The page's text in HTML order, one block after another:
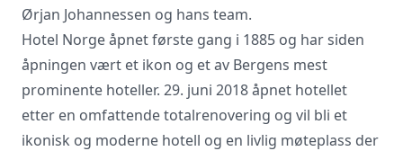
Ørjan Johannessen og hans team.
Hotel Norge åpnet første gang i 1885 og har siden
åpningen vært et ikon og et av Bergens mest
prominente hoteller. 29. juni 2018 åpnet hotellet
etter en omfattende totalrenovering og vil bli et
ikonisk og moderne hotell og en livlig møteplass der
LUKK VINDU SEND FORESPØRSEL